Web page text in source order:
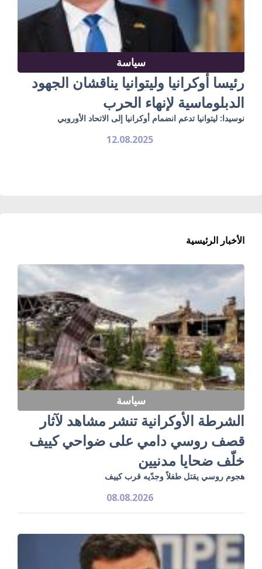
سياسة
رئيسا أوكرانيا وليتوانيا يناقشان الجهود
الدبلوماسية لإنهاء الحرب
نوسيدا: ليتوانيا تدعم انضمام أوكرانيا إلى الاتحاد الأوروبي
12.08.2025
الأخبار الرئيسية
سياسة
الشرطة الأوكرانية تنشر مشاهد لآثار
قصف روسي دامي على ضواحي كييف
خلّف ضحايا مدنيين
هجوم روسي يقتل طفلاً وجدّيه قرب كييف
08.08.2026